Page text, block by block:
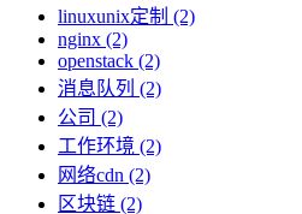
linuxunix定制 (2)
nginx (2)
openstack (2)
消息队列 (2)
公司 (2)
工作环境 (2)
网络cdn (2)
区块链 (2)